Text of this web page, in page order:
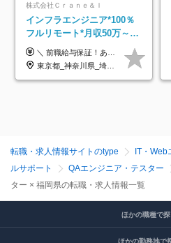
株式会社Ｃｒａｎｅ＆Ｉ
インフラエンジニア*100％
フルリモート*月収50万～*
クラウド×上流工程*前職給
与保証*残業月9.8h
＼ 前職給与保証！あなたのこれまでの経験を正当評価 ／ ★月収50万円～スタート！【年俸600万～1,162万8,000円（12分割）】 ――「頑張りが給与に直結しない…」そんな不満とは無縁の環境です。 実際、入社後に「年収150万～200万円UP」を実現した先輩エンジニアが多数活躍中！ 【 収入をさらに押し上げる充実のプラスα 】 スキルを磨くほど得をする「資格手当」 ⇒ 1資格につき毎月3,000円～30,000円を継続支給！ 成果を見逃さない「功績手当」 ⇒ 社員の頑張りに応じて最大10万円をダイレクトに支給！ スピード昇給・高年収も可能 ⇒ 1回の昇給で年収数十万UPのチャンスあり。ゆくゆくは年収1000万以上のハイクラスも目指せます。 ※経験・スキルを考慮の上決定します ※上記金額には固定残業代（月30h分・95,000円～184,000円）を含みます ※超過分は別途全額支給します ※試用期間2ヶ月間あり（その他待遇に差異はありません）
東京都_神奈川県_埼玉県_千葉県_大阪府_愛知県_北海道_青森県_岩手県_宮城県_秋田県_山形県_福島県_茨城県_栃木県_群馬県_新潟県_山梨県_長野県_富山県_石川県_福井県_静岡県_岐阜県_三重県_兵庫県_京都府_滋賀県_奈良県_和歌山県_広島県_岡山県_鳥取県_島根県_山口県_徳島県_香川県_愛媛県_高知県_福岡県_熊本県_佐賀県_長崎県_大分県_宮崎県_鹿児島県_沖縄県
転職・求人情報サイトのtype IT・Web
ルサポート
QAエンジニア・テスター
ター × 福岡県の転職・求人情報一覧
ほかの職種で
ほかの勤務地で